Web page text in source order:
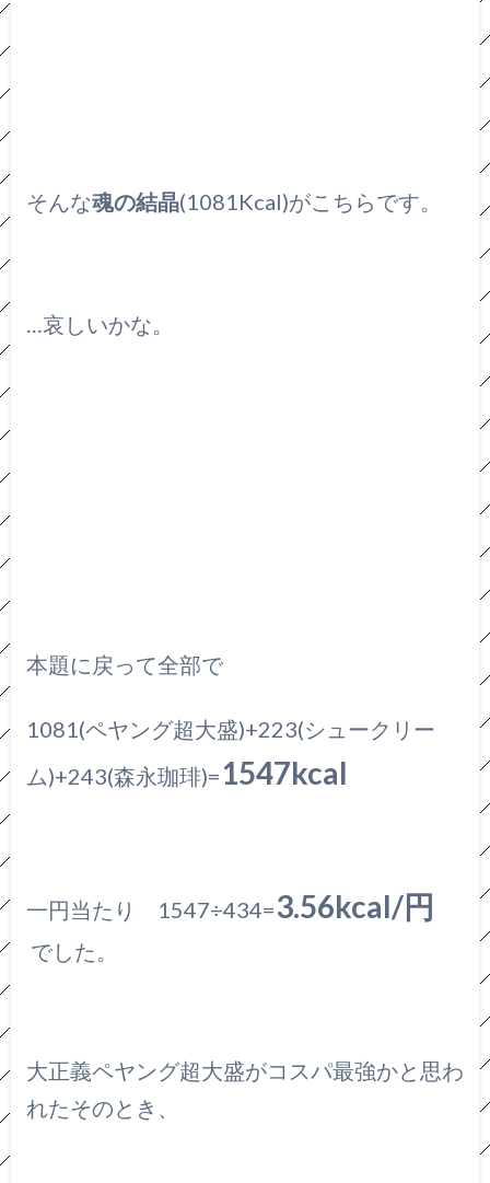
そんな魂の結晶(1081Kcal)がこちらです。
…哀しいかな。
本題に戻って全部で
1081(ペヤング超大盛)+223(シュークリー
ム)+243(森永珈琲)=1547kcal
一円当たり 1547÷434=3.56kcal/円
でした。
大正義ペヤング超大盛がコスパ最強かと思わ
れたそのとき、